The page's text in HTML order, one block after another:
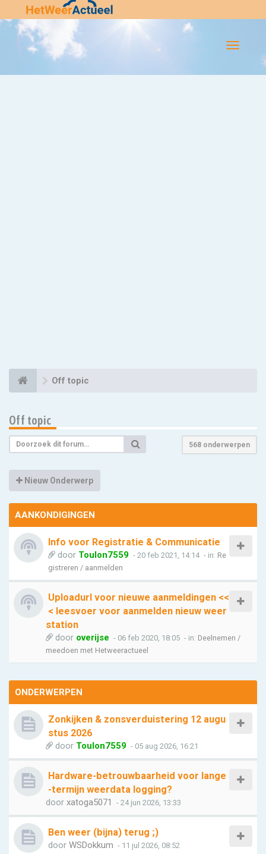
Flip-
Off topic
Off topic
568 onderwerpen
Nieuw Onderwerp
AANKONDIGINGEN
Info voor Registratie & Communicatie
door Toulon7559 - 20 feb 2021, 14:14 - in: Re
gistreren / aanmelden
Uploadurl voor nieuwe aanmeldingen <<
< leesvoer voor aanmelden nieuw weer
station
door overijse - 06 feb 2020, 18:05 - in: Deelnemen /
meedoen met Hetweeractueel
ONDERWERPEN
Zonkijken & zonsverduistering 12 augu
stus 2026
door Toulon7559 - 05 aug 2026, 16:21
Hardware-betrouwbaarheid voor lange
-termijn weerdata logging?
door xatoga5071 - 24 jun 2026, 13:33
Ben weer (bijna) terug ;)
door WSDokkum - 11 jul 2026, 08:52